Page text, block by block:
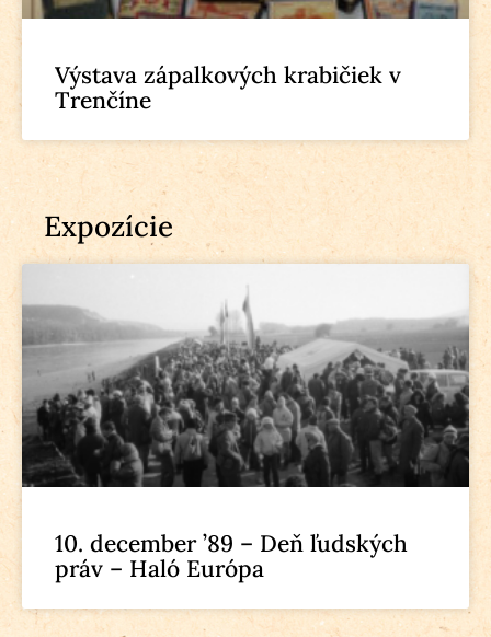
Výstava zápalkových krabičiek v
Trenčíne
Expozície
10. december ’89 – Deň ľudských
práv – Haló Európa